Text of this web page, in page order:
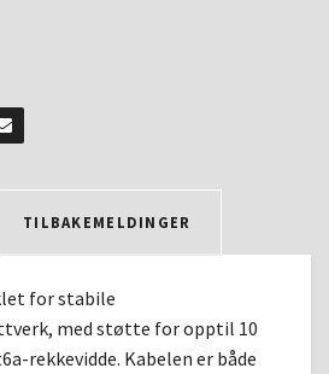
TILBAKEMELDINGER
for stabile
med støtte for opptil 10
rekkevidde. Kabelen er både